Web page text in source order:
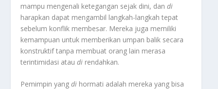
mampu mengenali ketegangan sejak dini, dandi
harapkan dapat mengambil langkah-langkah tepat
sebelum konflik membesar. Mereka juga memiliki
kemampuan untuk memberikan umpan balik secara
konstruktif tanpa membuat orang lain merasa
terintimidasi ataudi rendahkan.
Pemimpin yangdi hormati adalah mereka yang bisa